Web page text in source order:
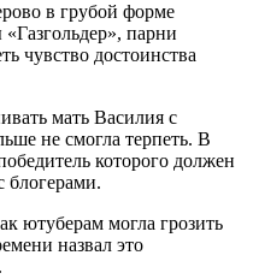
в грубой форме
парни
чувство достоинства
мать Василия с
не смогла терпеть. В
которого должен
блогерами.
ютуберам могла грозить
назвал это